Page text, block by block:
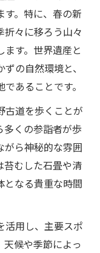
す。特に、春の新
々に移ろう山々
す。世界遺産と
の自然環境と、
あることです。
古道を歩くことが
多くの参詣者が歩
がら神秘的な雰囲
苔むした石畳や清
となる貴重な時間
活用し、主要スポ
天候や季節によっ